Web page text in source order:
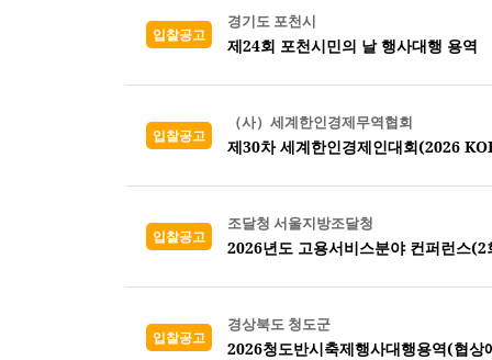
입찰공고
경기도 포천시
제24회 포천시민의 날 행사대행 용역
입찰공고
（사）세계한인경제무역협회
제30차 세계한인경제인대회(2026
입찰공고
조달청 서울지방조달청
2026년도 고용서비스분야 컨퍼런스
입찰공고
경상북도 청도군
2026청도반시축제행사대행용역(협상